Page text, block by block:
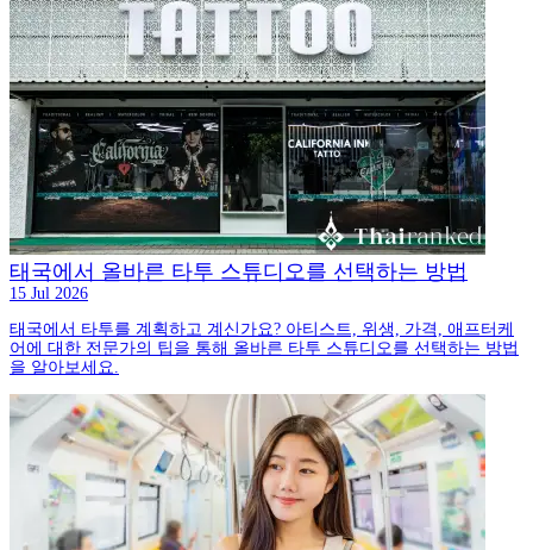
태국에서 올바른 타투 스튜디오를 선택하는 방법
15 Jul 2026
태국에서 타투를 계획하고 계신가요? 아티스트, 위생, 가격, 애프터케
어에 대한 전문가의 팁을 통해 올바른 타투 스튜디오를 선택하는 방법
을 알아보세요.